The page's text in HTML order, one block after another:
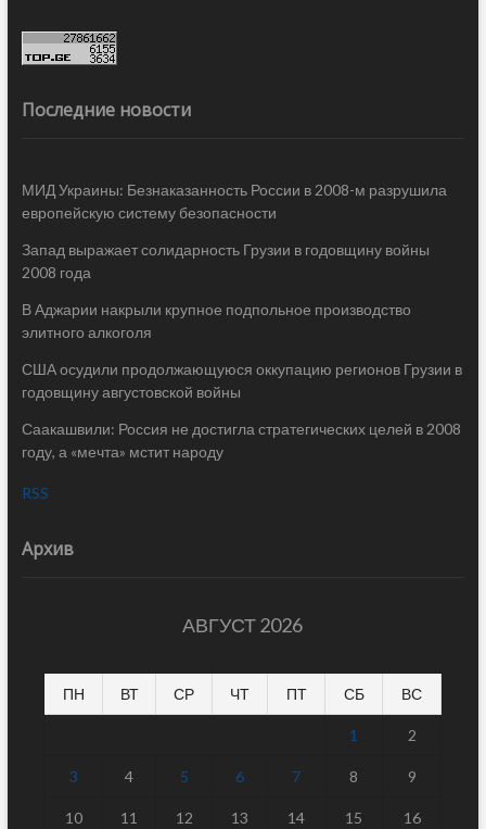
Последние новости
МИД Украины: Безнаказанность России в 2008-м разрушила
европейскую систему безопасности
Запад выражает солидарность Грузии в годовщину войны
2008 года
В Аджарии накрыли крупное подпольное производство
элитного алкоголя
США осудили продолжающуюся оккупацию регионов Грузии в
годовщину августовской войны
Саакашвили: Россия не достигла стратегических целей в 2008
году, а «мечта» мстит народу
RSS
Архив
АВГУСТ 2026
ПН ВТ СР ЧТ ПТ СБ ВС
1 2
3 4 5 6 7 8 9
10 11 12 13 14 15 16